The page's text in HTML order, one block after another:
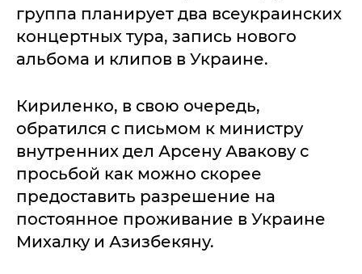
группа планирует два всеукраинских
концертных тура, запись нового
альбома и клипов в Украине.
Кириленко, в свою очередь,
обратился с письмом к министру
внутренних дел Арсену Авакову с
просьбой как можно скорее
предоставить разрешение на
постоянное проживание в Украине
Михалку и Азизбекяну.